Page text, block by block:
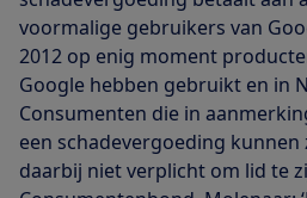
voormalige gebruikers van
2012 op enig moment
Google hebben gebruikt en in
Consumenten die in
een schadevergoeding kunnen
daarbij niet verplicht om lid te